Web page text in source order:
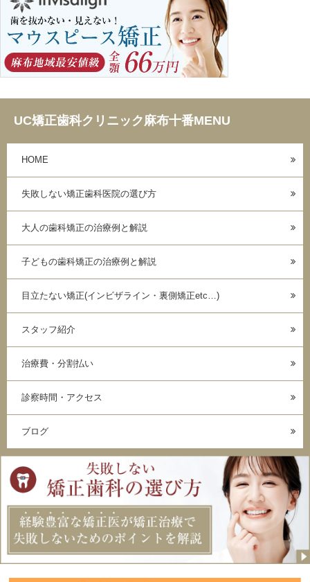
UC矯正歯科クリニック麻布十番MENU
HOME
失敗しない矯正歯科医院の選び方
大人の歯科矯正の治療例と解説
子どもの歯科矯正の治療例と解説
目立たない矯正(インビザライン・裏側矯正etc…)
スタッフ紹介
治療費・分割払い
診察時間・アクセス
ブログ